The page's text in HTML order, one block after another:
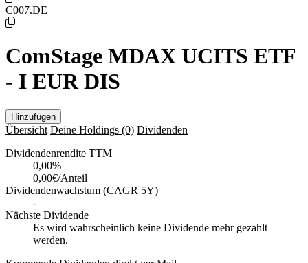
C007.DE
ComStage MDAX UCITS ETF
- I EUR DIS
Hinzufügen
Übersicht Deine Holdings (0) Dividenden
Dividendenrendite TTM
0,00%
0,00€/Anteil
Dividendenwachstum (CAGR 5Y)
-
Nächste Dividende
Es wird wahrscheinlich keine Dividende mehr gezahlt
werden.